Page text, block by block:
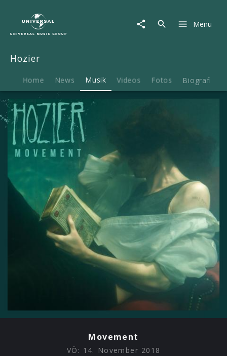
Menu
Hozier
Home News Musik Videos Fotos Biografie
Movement
VÖ: 14. November 2018